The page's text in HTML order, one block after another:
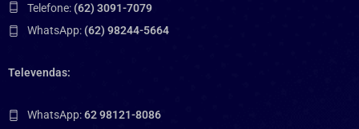
Telefone: (62) 3091-7079
WhatsApp: (62) 98244-5664
Televendas:
WhatsApp:62 98121-8086